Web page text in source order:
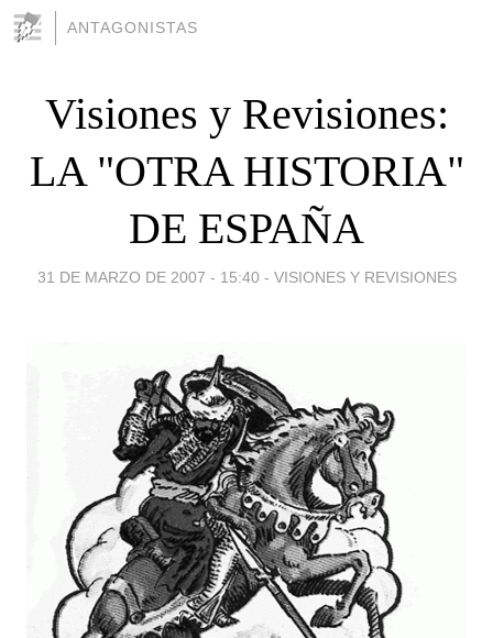
ANTAGONISTAS
Visiones y Revisiones:
LA "OTRA HISTORIA"
DE ESPAÑA
31 DE MARZO DE 2007 - 15:40 - VISIONES Y REVISIONES